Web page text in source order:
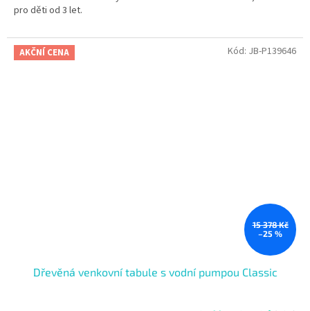
pro děti od 3 let.
AKČNÍ CENA
15 378 Kč
–25 %
Dřevěná venkovní tabule s vodní pumpou Classic
Kód: JB-P139646